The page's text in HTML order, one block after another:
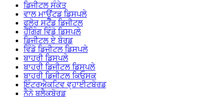
ਡਿਜੀਟਲ ਸੰਕੇਤ
ਵਾਲ ਮਾਊਂਟਡ ਡਿਸਪਲੇ
ਫਲੋਰ ਸਟੈਂਡ ਡਿਜੀਟਲ
ਹੈਂਗਿੰਗ ਵਿੰਡੋ ਡਿਸਪਲੇ
ਡਿਜੀਟਲ ਏ ਬੋਰਡ
ਵਿੰਡੋ ਡਿਜੀਟਲ ਡਿਸਪਲੇ
ਬਾਹਰੀ ਡਿਸਪਲੇ
ਬਾਹਰੀ ਡਿਜੀਟਲ ਡਿਸਪਲੇ
ਬਾਹਰੀ ਡਿਜੀਟਲ ਕਿਓਸਕ
ਇੰਟਰਐਕਟਿਵ ਵ੍ਹਾਈਟਬੋਰਡ
ਨੈਨੋ ਬਲੈਕਬੋਰਡ